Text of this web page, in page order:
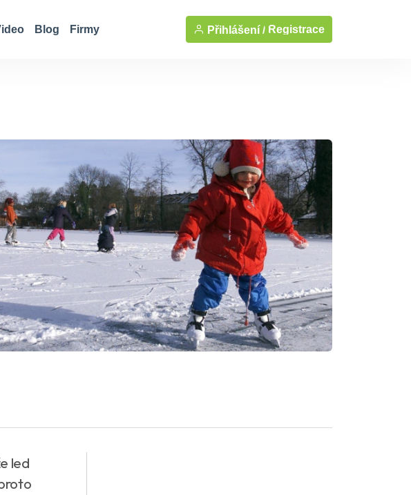
Blog Firmy Přihlášení / Registrace
led